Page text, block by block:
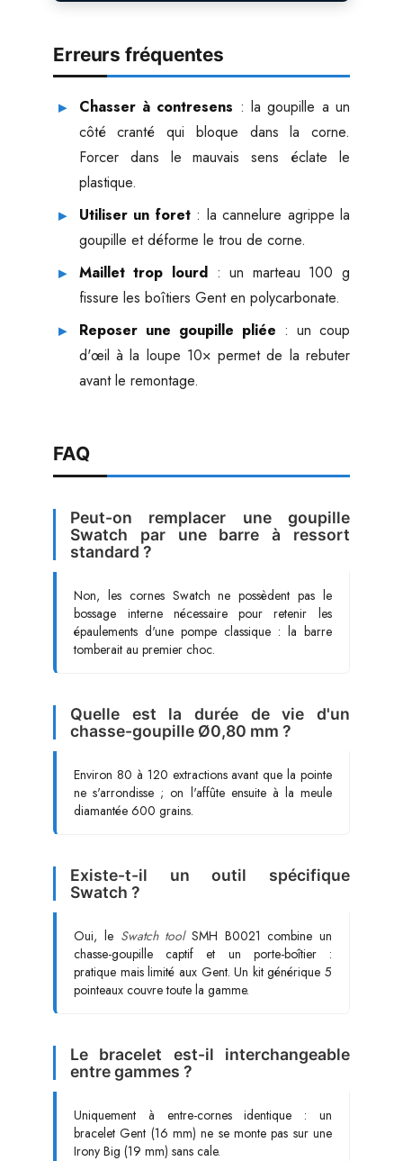
Erreurs fréquentes
Chasser à contresens : la goupille a un
côté cranté qui bloque dans la corne.
Forcer dans le mauvais sens éclate le
plastique.
Utiliser un foret: la cannelure agrippe la
goupille et déforme le trou de corne.
Maillet trop lourd : un marteau 100 g
fissure les boîtiers Gent en polycarbonate.
Reposer une goupille pliée : un coup
d'œil à la loupe 10× permet de la rebuter
avant le remontage.
FAQ
Peut-on remplacer une goupille
Swatch par une barre à ressort
standard ?
Non, les cornes Swatch ne possèdent pas le
bossage interne nécessaire pour retenir les
épaulements d'une pompe classique : la barre
tomberait au premier choc.
Quelle est la durée de vie d'un
chasse-goupille Ø0,80 mm ?
Environ 80 à 120 extractions avant que la pointe
ne s'arrondisse ; on l'affûte ensuite à la meule
diamantée 600 grains.
Existe-t-il un outil spécifique
Swatch ?
Oui, le Swatch toolSMH B0021 combine un
chasse-goupille captif et un porte-boîtier :
pratique mais limité aux Gent. Un kit générique 5
pointeaux couvre toute la gamme.
Le bracelet est-il interchangeable
entre gammes ?
Uniquement à entre-cornes identique : un
bracelet Gent (16 mm) ne se monte pas sur une
Irony Big (19 mm) sans cale.